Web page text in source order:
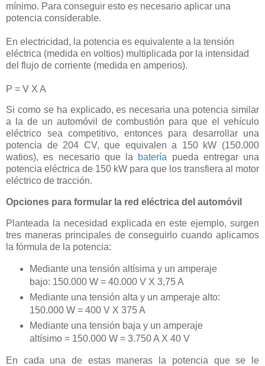
mínimo. Para conseguir esto es necesario aplicar una
potencia considerable.
En electricidad, la potencia es equivalente a la tensión
eléctrica (medida en voltios) multiplicada por la intensidad
del flujo de corriente (medida en amperios).
P = V X A
Si como se ha explicado, es necesaria una potencia similar
a la de un automóvil de combustión para que el vehículo
eléctrico sea competitivo, entonces para desarrollar una
potencia de 204 CV, que equivalen a 150 kW (150.000
watios), es necesario que la
batería pueda entregar una
potencia eléctrica de 150 kW para que los transfiera al motor
eléctrico de tracción.
Opciones para formular la red eléctrica del automóvil
Planteada la necesidad explicada en este ejemplo, surgen
tres maneras principales de conseguirlo cuando aplicamos
la fórmula de la potencia:
Mediante una tensión altísima y un amperaje
bajo: 150.000 W = 40.000 V X 3,75 A
Mediante una tensión alta y un amperaje alto:
150.000 W = 400 V X 375 A
Mediante una tensión baja y un amperaje
altísimo = 150.000 W = 3.750 A X 40 V
En cada una de estas maneras la potencia que se le